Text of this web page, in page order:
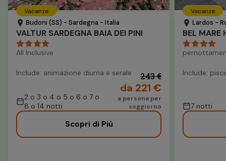
Vacanze
Budoni (SS) - Sardegna - Italia
VALTUR SARDEGNA BAIA DEI PINI
All Inclusive
Include: animazione diurna e serale
2 o 3 o 4 o 5 o 6 o 7 o
8 o 14 notti
243 €
da 221 €
a persona per
soggiorno
Scopri di Più
Vacanze
Lardos -
BEL MARE
Include:
7 notti